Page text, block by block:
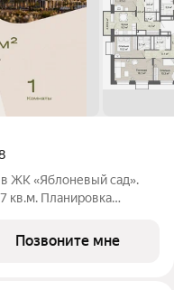
в ЖК «Яблоневый сад».
кв.м. Планировка
есть балкон
Позвоните мне